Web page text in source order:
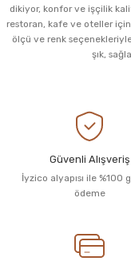
dikiyor, konfor ve işçilik
restoran, kafe ve oteller
ölçü ve renk
şık,
Güvenli Alışveriş
İyzico alyapısı ile %100
ödeme